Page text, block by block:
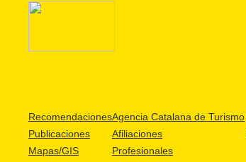
Recomendaciones
Publicaciones
Mapas/GIS
Agencia Catalana de Turismo
Afiliaciones
Profesionales